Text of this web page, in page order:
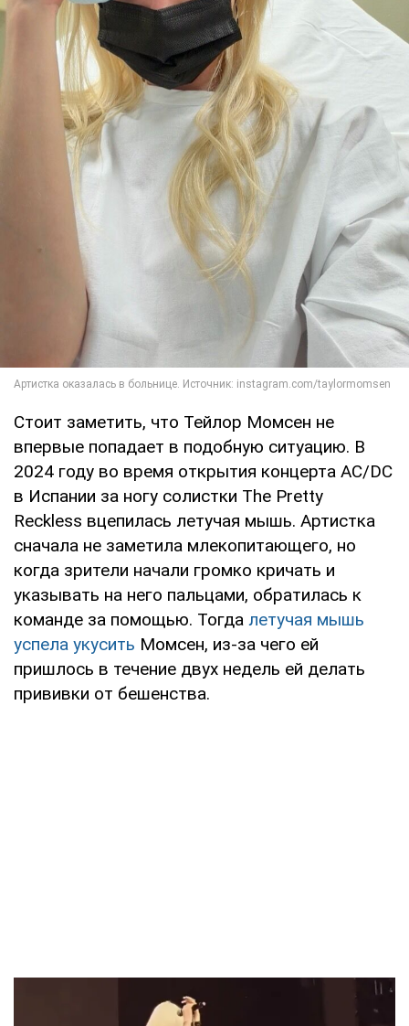
Стоит заметить, что Тейлор Момсен не
впервые попадает в подобную ситуацию. В
2024 году во время открытия концерта AC/DC
в Испании за ногу солистки The Pretty
Reckless вцепилась летучая мышь. Артистка
сначала не заметила млекопитающего, но
когда зрители начали громко кричать и
указывать на него пальцами, обратилась к
команде за помощью. Тогда летучая мышь
успела укусить Момсен, из-за чего ей
пришлось в течение двух недель ей делать
прививки от бешенства.